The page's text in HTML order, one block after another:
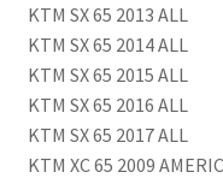
KTM SX 65 2013 ALL
KTM SX 65 2014 ALL
KTM SX 65 2015 ALL
KTM SX 65 2016 ALL
KTM SX 65 2017 ALL
KTM XC 65 2009